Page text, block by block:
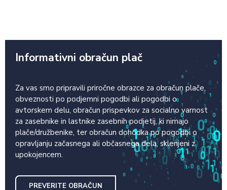
Informativni obračun plač
Za vas smo pripravili priročne obrazce za obračun plače,
obveznosti po podjemni pogodbi ali pogodbi o
avtorskem delu, obračun prispevkov za socialno varnost
za zasebnike in lastnike zasebnih podjetij, ki nimajo
plače/družbenike, ter obračun dohodka po pogodbi o
opravljanju začasnega ali občasnega dela, sklenjeni z
upokojencem.
PREVERITE OBRAČUN